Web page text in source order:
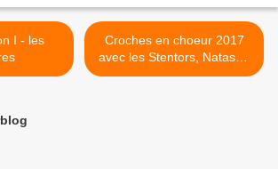
Croches en choeur 2017
avec les Stentors, Natasha
St Pier et Francis Lalanne >